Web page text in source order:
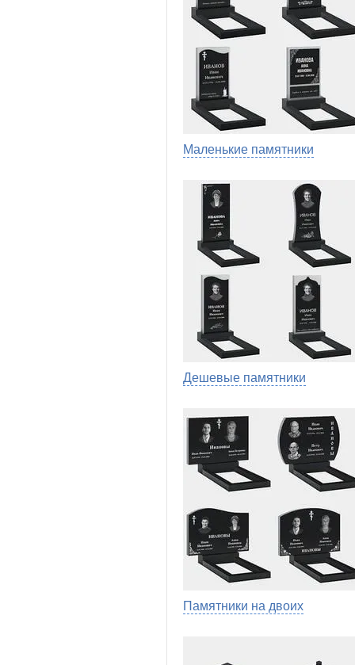
Маленькие памятники
Дешевые памятники
Памятники на двоих